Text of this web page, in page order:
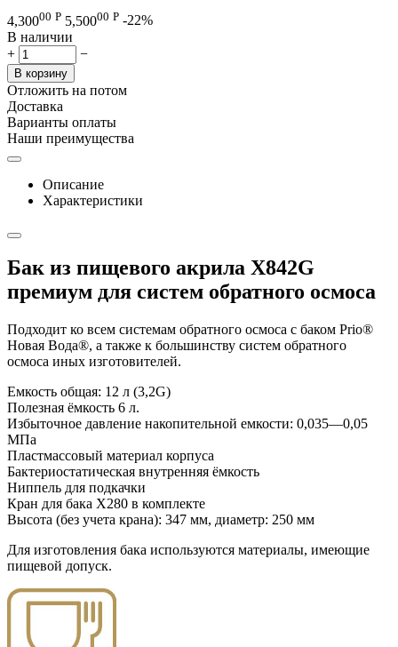
4,30000 Р 5,50000 Р -22%
В наличии
+
−
В корзину
Отложить на потом
Доставка
Варианты оплаты
Наши преимущества
Описание
Характеристики
Бак из пищевого акрила X842G
премиум для систем обратного осмоса
Подходит ко всем системам обратного осмоса с баком Prio®
Новая Вода®, а также к большинству систем обратного
осмоса иных изготовителей.
Емкость общая: 12 л (3,2G)
Полезная ёмкость 6 л.
Избыточное давление накопительной емкости: 0,035—0,05
МПа
Пластмассовый материал корпуса
Бактериостатическая внутренняя ёмкость
Ниппель для подкачки
Кран для бака X280 в комплекте
Высота (без учета крана): 347 мм, диаметр: 250 мм
Для изготовления бака используются материалы, имеющие
пищевой допуск.